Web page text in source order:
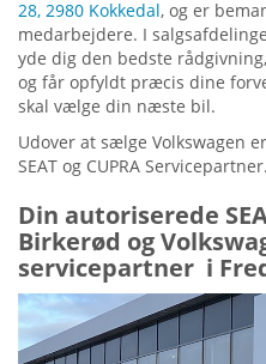
28, 2980 Kokkedal, og er
medarbejdere. I
yde dig den bedste
og får opfyldt præcis dine
skal vælge din næste bil.
Udover at sælge Volkswagen
SEAT og CUPRA Servicepartner.
Din autoriserede
Birkerød og
servicepartner i